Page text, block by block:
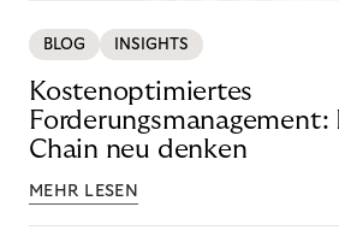
BLOG INSIGHTS
Kostenoptimiertes
Forderungsmanagement:
Chain neu denken
MEHR LESEN